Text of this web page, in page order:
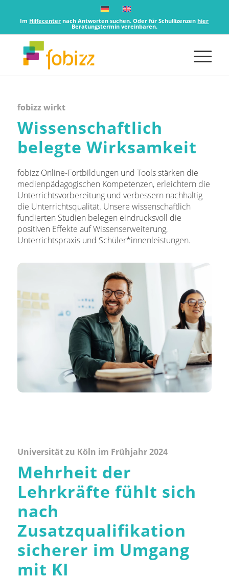
Im Hilfecenter nach Antworten suchen. Oder für Schullizenzenhier
Beratungstermin vereinbaren.
fobizz wirkt
Wissenschaftlich
belegte Wirksamkeit
fobizz Online-Fortbildungen und Tools stärken die
medienpädagogischen Kompetenzen, erleichtern die
Unterrichtsvorbereitung und verbessern nachhaltig
die Unterrichtsqualität. Unsere wissenschaftlich
fundierten Studien belegen eindrucksvoll die
positiven Effekte auf Wissenserweiterung,
Unterrichtspraxis und Schüler*innenleistungen.
Universität zu Köln im Frühjahr 2024
Mehrheit der
Lehrkräfte fühlt sich
nach
Zusatzqualifikation
sicherer im Umgang
mit KI